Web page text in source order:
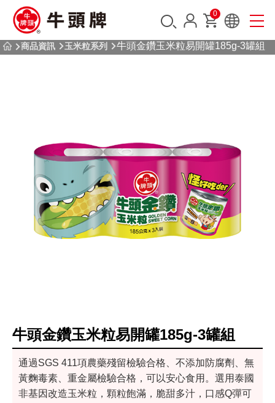
0
商品資訊 玉米粒系列 牛頭金鑽玉米粒易開罐185g-3罐組
牛頭金鑽玉米粒易開罐185g-3罐組
通過SGS 411項農藥殘留檢驗合格、不添加防腐劑、無
黃麴毒素、重金屬檢驗合格，可以安心食用。選用泰國
非基因改造玉米粒，顆粒飽滿，脆甜多汁，口感Q彈可